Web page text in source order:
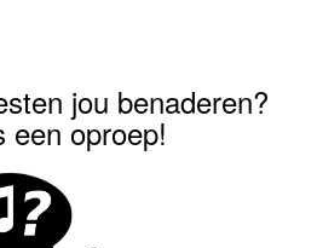
jou benaderen?
een oproep!